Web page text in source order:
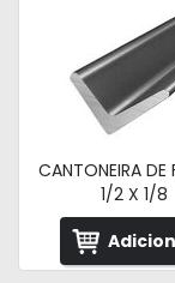
CANTONEIRA DE
1/2 X 1/8